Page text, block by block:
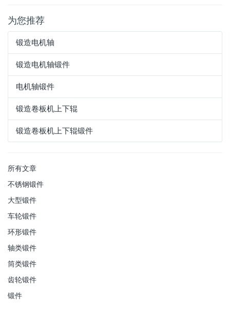
为您推荐
锻造电机轴
锻造电机轴锻件
电机轴锻件
锻造卷板机上下辊
锻造卷板机上下辊锻件
所有文章
不锈钢锻件
大型锻件
车轮锻件
环形锻件
轴类锻件
筒类锻件
齿轮锻件
锻件